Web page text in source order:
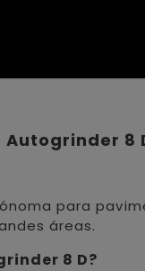
8
para
áreas.
8 D?